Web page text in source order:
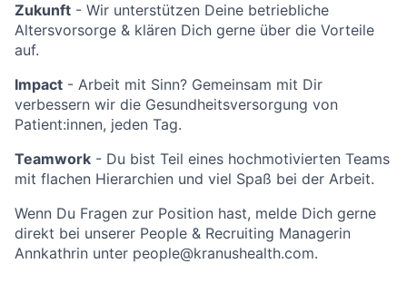
Zukunft - Wir unterstützen Deine betriebliche
Altersvorsorge & klären Dich gerne über die Vorteile
auf.
Impact - Arbeit mit Sinn? Gemeinsam mit Dir
verbessern wir die Gesundheitsversorgung von
Patient:innen, jeden Tag.
Teamwork - Du bist Teil eines hochmotivierten Teams
mit flachen Hierarchien und viel Spaß bei der Arbeit.
Wenn Du Fragen zur Position hast, melde Dich gerne
direkt bei unserer People & Recruiting Managerin
Annkathrin unter people@kranushealth.com.